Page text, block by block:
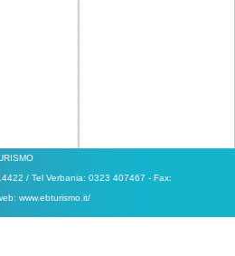
/ Tel Verbania: 0323 407467 - Fax:
www.ebturismo.it/